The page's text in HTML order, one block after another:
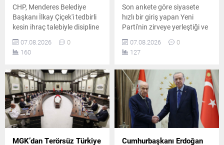
CHP, Menderes Belediye
Başkanı İlkay Çiçek'i tedbirli
kesin ihraç talebiyle disipline
ilkeleri ve örgüt disiplini
kapsamında yapılan
alındığı açıklandı.
07.08.2026
0
160
Son ankete göre siyasete
hızlı bir giriş yapan Yeni
Parti'nin zirveye yerleştiği ve
aldığı ankette, CHP ve
MHP'nin yaşadığı tarihi oy
gerilemeleri dikkat çekti.
07.08.2026
0
127
MGK’dan Terörsüz Türkiye
Cumhurbaşkanı Erdoğan